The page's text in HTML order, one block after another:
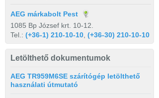
AEG márkabolt Pest
1085 Bp József krt. 10-12.
Tel.: (+36-1) 210-10-10 (+36-30) 210-10-10
Letölthető dokumentumok
AEG TR959M6SE szárítógép letölthető
használati útmutató